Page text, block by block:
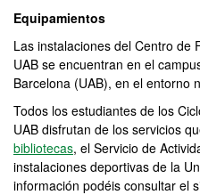
Equipamientos
Las instalaciones del Centro de
UAB se encuentran en el
Barcelona (UAB), en el entorno
Todos los estudiantes de los
UAB disfrutan de los servicios
bibliotecas, el Servicio de
instalaciones deportivas de la
información podéis consultar el